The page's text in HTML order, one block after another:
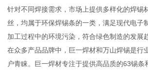
针对不同焊接需求，市场上提供多样化的焊
丝，均属于环保焊锡条的一类，满足现代电
加工过程中的环境污染，符合绿色制造的发展
在众多产品品牌中，巨一焊材和万山焊锡是
户青睐。巨一焊材专注于提供高品质的63锡